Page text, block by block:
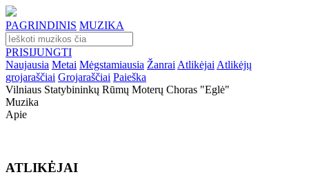
PAGRINDINIS MUZIKA
PRISIJUNGTI
Naujausia Metai Mėgstamiausia Žanrai Atlikėjai Atlikėjų
grojaraščiai Grojaraščiai Paieška
Vilniaus Statybininkų Rūmų Moterų Choras "eglė"
Muzika
Apie
ATLIKĖJAI